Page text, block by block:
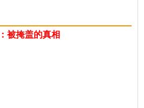
被掩盖的真相